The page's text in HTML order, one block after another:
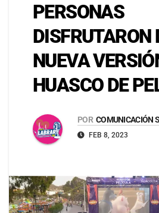
PERSONAS
DISFRUTARON
NUEVA
HUASCO DE
POR COMUNICACIÓN
FEB 8, 2023